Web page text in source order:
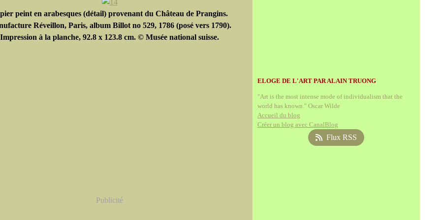
peint en arabesques (détail) provenant du Château de Prangins.
Réveillon, Paris, album Billot no 529, 1786 (posé vers 1790).
Impression à la planche, 92.8 x 123.8 cm. © Musée national suisse.
Publicité
ELOGE DE L'ART PAR ALAIN TRUONG
"Art is the most intense mode of individualism that the
world has known." Oscar Wilde
Accueil du blog
Créer un blog avec CanalBlog
Flux RSS